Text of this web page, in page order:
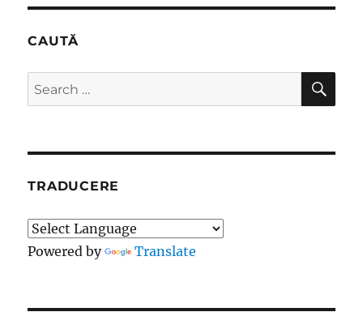
CAUTĂ
Search
for:
TRADUCERE
Powered by Translate